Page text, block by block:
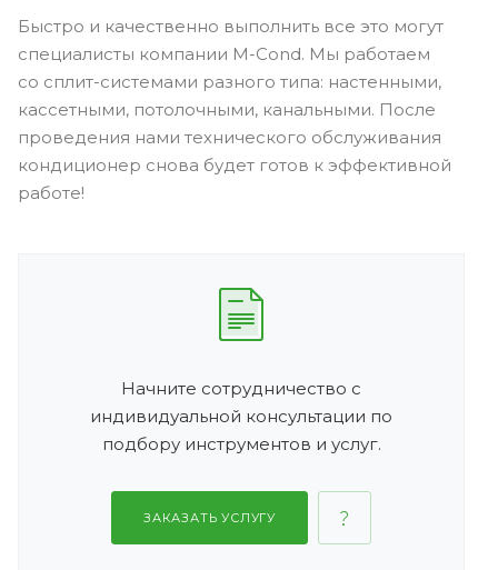
Быстро и качественно выполнить все это могут
специалисты компании M-Cond. Мы работаем
со сплит-системами разного типа: настенными,
кассетными, потолочными, канальными. После
проведения нами технического обслуживания
кондиционер снова будет готов к эффективной
работе!
Начните сотрудничество с
индивидуальной консультации по
подбору инструментов и услуг.
ЗАКАЗАТЬ УСЛУГУ